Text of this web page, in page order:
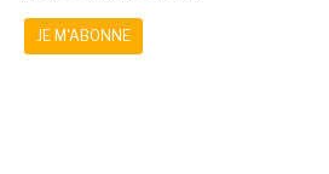
JE M'ABONNE